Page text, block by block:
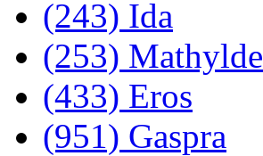
(243) Ida
(253) Mathylde
(433) Eros
(951) Gaspra